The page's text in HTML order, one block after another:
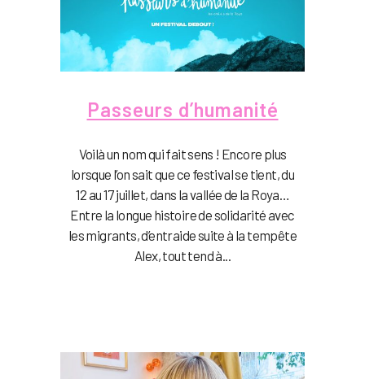
Passeurs d’humanité
Voilà un nom qui fait sens ! Encore plus
lorsque l’on sait que ce festival se tient, du
12 au 17 juillet, dans la vallée de la Roya…
Entre la longue histoire de solidarité avec
les migrants, d’entraide suite à la tempête
Alex, tout tend à...